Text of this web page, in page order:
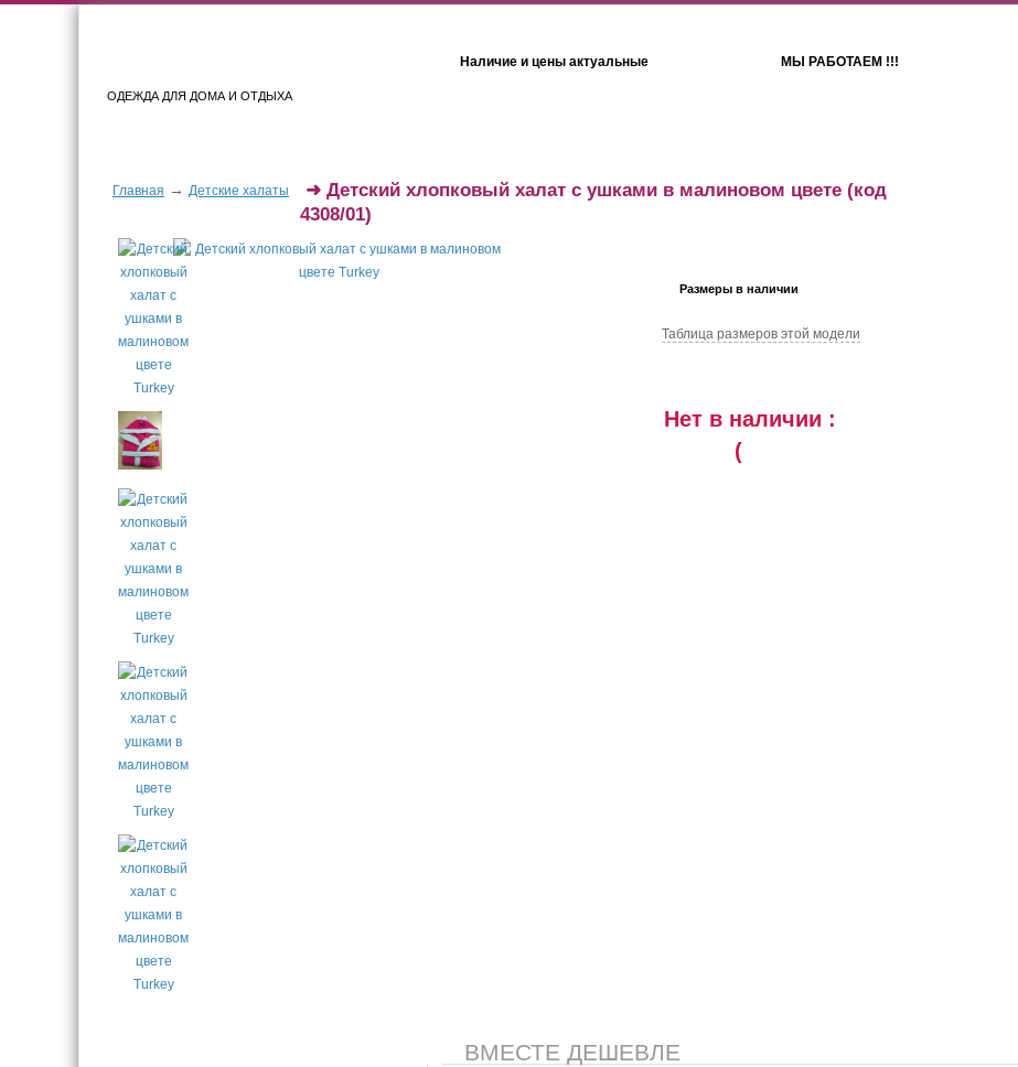
ОДЕЖДА ДЛЯ ДОМА И ОТДЫХА
Наличие и цены актуальные МЫ РАБОТАЕМ !!!
Главная → Детские халаты ➜ Детский хлопковый халат с ушками в малиновом цвете (код
4308/01)
Размеры в наличии
Таблица размеров этой модели
Нет в наличии :
(
ВМЕСТЕ ДЕШЕВЛЕ